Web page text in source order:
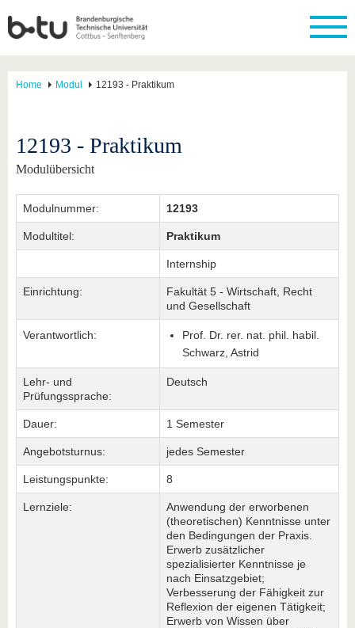
Home Modul 12193 - Praktikum
12193 - Praktikum
Modulübersicht
Modulnummer: 12193
Modultitel: Praktikum
Internship
Einrichtung:
Fakultät 5 - Wirtschaft, Recht
und Gesellschaft
Verantwortlich:
Prof. Dr. rer. nat. phil. habil.
Schwarz, Astrid
Lehr- und
Prüfungssprache:
Deutsch
Dauer: 1 Semester
Angebotsturnus: jedes Semester
Leistungspunkte: 8
Lernziele:
Anwendung der erworbenen
(theoretischen) Kenntnisse unter
den Bedingungen der Praxis.
Erwerb zusätzlicher
spezialisierter Kenntnisse je
nach Einsatzgebiet;
Verbesserung der Fähigkeit zur
Reflexion der eigenen Tätigkeit;
Erwerb von Wissen über